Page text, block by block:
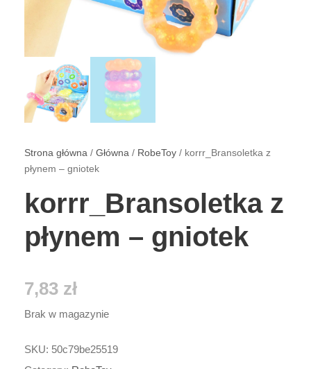
Strona główna / Główna / RobeToy / korrr_Bransoletka z
płynem – gniotek
korrr_Bransoletka z
płynem – gniotek
7,83 zł
Brak w magazynie
SKU: 50c79be25519